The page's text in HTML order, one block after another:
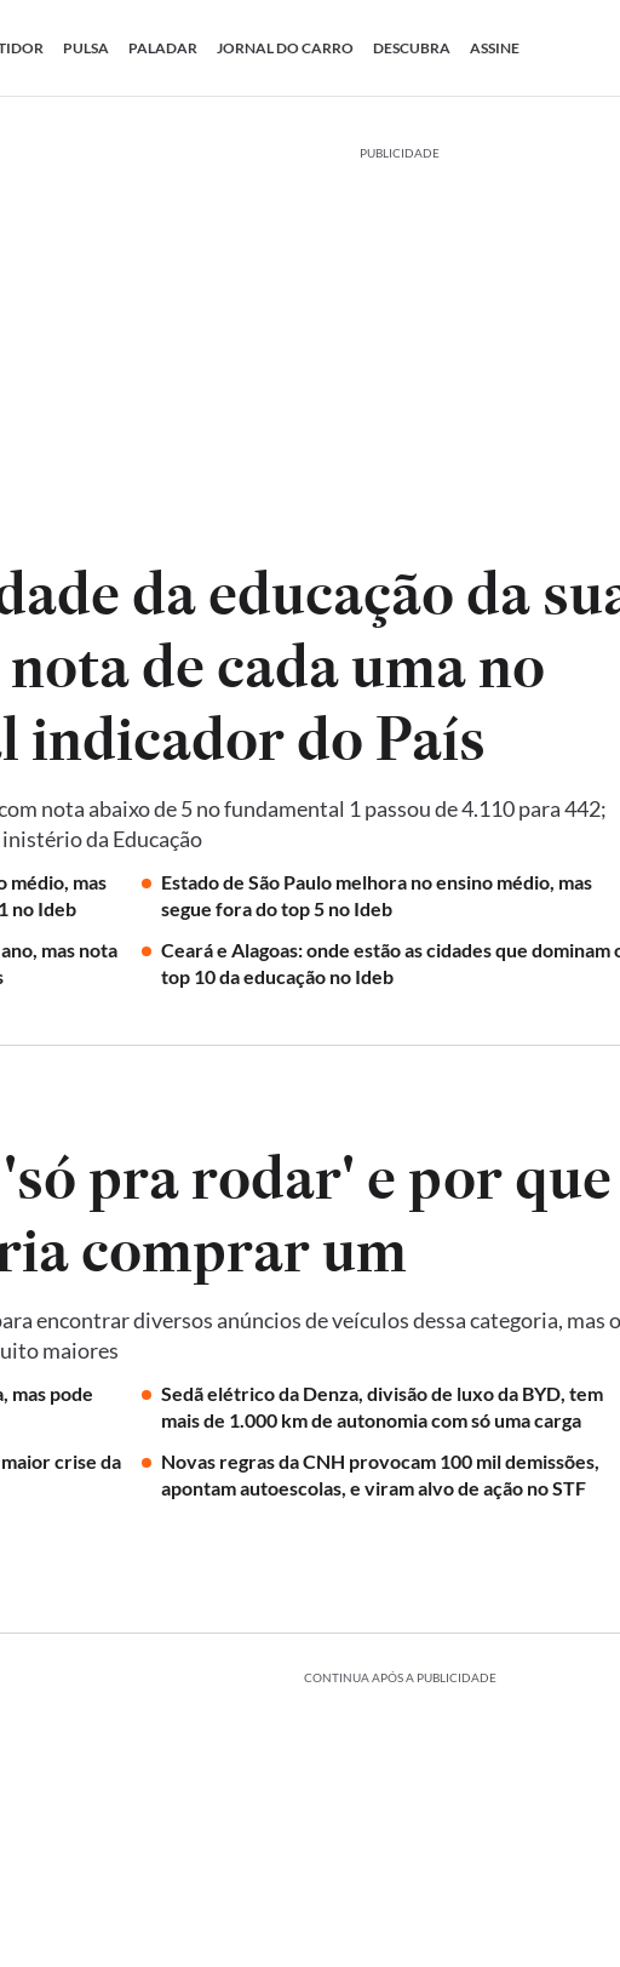
PULSA PALADAR JORNAL DO CARRO DESCUBRA ASSINE
PUBLICIDADE
da educação da
de cada uma no
Ideb, principal indicador do País
nota abaixo de 5 no fundamental 1 passou de 4.110 para 442;
da Educação
médio, mas
no Ideb
Estado de São Paulo melhora no ensino médio, mas
segue fora do top 5 no Ideb
mas nota
Ceará e Alagoas: onde estão as cidades que dominam
top 10 da educação no Ideb
pra rodar' e por que
comprar um
encontrar diversos anúncios de veículos dessa categoria, mas
maiores
mas pode
Sedã elétrico da Denza, divisão de luxo da BYD, tem
mais de 1.000 km de autonomia com só uma carga
crise da
Novas regras da CNH provocam 100 mil demissões,
apontam autoescolas, e viram alvo de ação no STF
CONTINUA APÓS A PUBLICIDADE